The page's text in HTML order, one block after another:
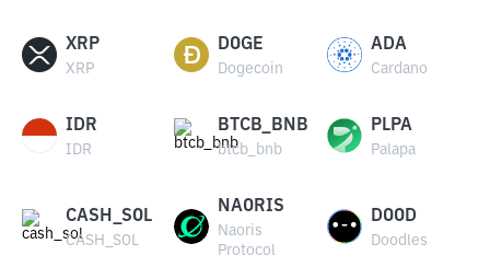
XRP
XRP
DOGE
Dogecoin
ADA
Cardano
IDR
IDR
BTCB_BNB
btcb_bnb
PLPA
Palapa
CASH_SOL
CASH_SOL
NAORIS
Naoris
Protocol
DOOD
Doodles